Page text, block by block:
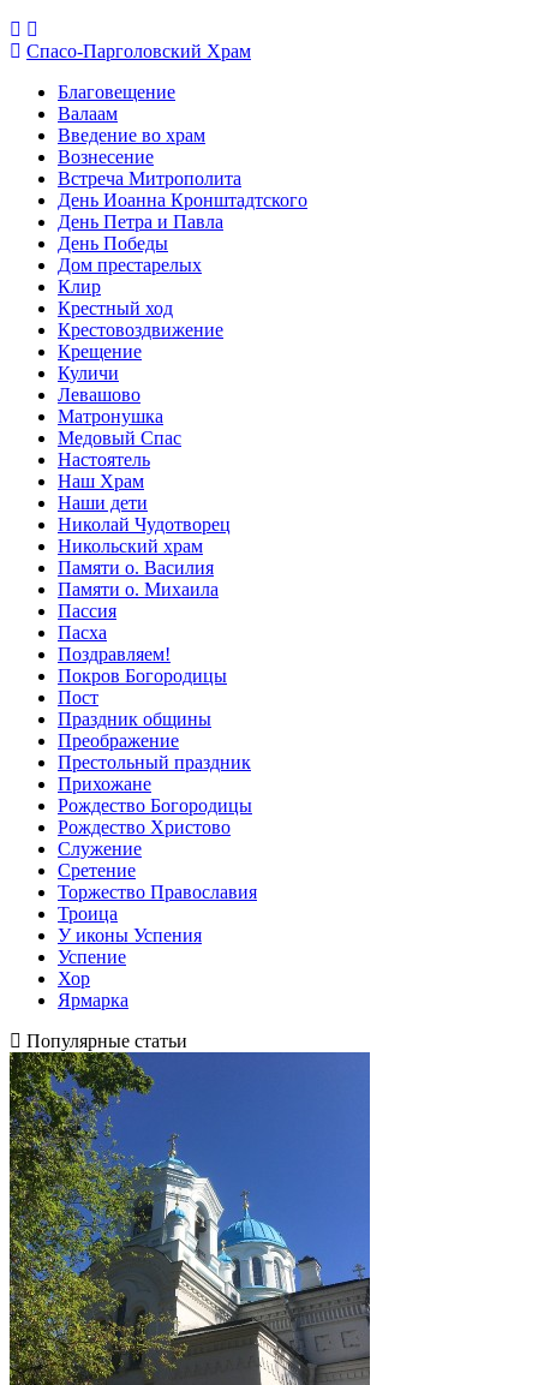
Спасо-Парголовский Храм
Благовещение
Валаам
Введение во храм
Вознесение
Встреча Митрополита
День Иоанна Кронштадтского
День Петра и Павла
День Победы
Дом престарелых
Клир
Крестный ход
Крестовоздвижение
Крещение
Куличи
Левашово
Матронушка
Медовый Спас
Настоятель
Наш Храм
Наши дети
Николай Чудотворец
Никольский храм
Памяти о. Василия
Памяти о. Михаила
Пассия
Пасха
Поздравляем!
Покров Богородицы
Пост
Праздник общины
Преображение
Престольный праздник
Прихожане
Рождество Богородицы
Рождество Христово
Служение
Сретение
Торжество Православия
Троица
У иконы Успения
Успение
Хор
Ярмарка
Популярные статьи